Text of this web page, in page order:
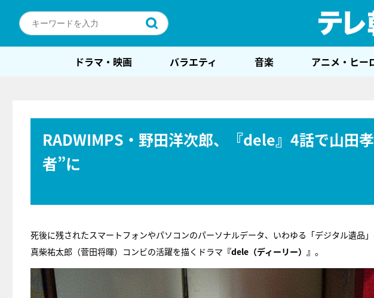
ドラマ・映画 バラエティ 音楽 アニメ・ヒー
RADWIMPS・野田洋次郎、『dele』4話で山田
者”に
死後に残されたスマートフォンやパソコンのパーソナルデータ、いわゆる「デジタル遺品
真柴祐太郎（菅田将暉）コンビの活躍を描くドラマ 『dele（ディーリー）』 。